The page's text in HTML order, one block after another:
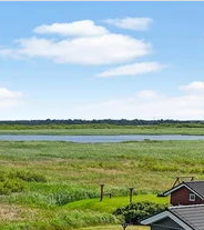
brændeovn
med ydersæsonrabat
for 2 personer
for 4 Personer
for 6 Personer
for 8 Personer